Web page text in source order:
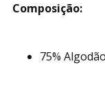
Composição:
75%